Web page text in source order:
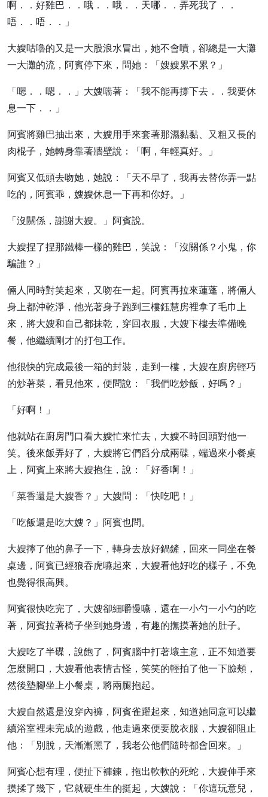
啊．．好雞巴．．哦．．哦．．天哪．．弄死我了．．
唔．．唔．．」
大嫂咕嚕的又是一大股浪水冒出，她不會噴，卻總是一大灘
一大灘的流，阿賓停下來，問她：「嫂嫂累不累？」
「嗯．．嗯．．」大嫂喘著：「我不能再撐下去．．我要休
息一下．．」
阿賓將雞巴抽出來，大嫂用手來套著那濕黏黏、又粗又長的
肉棍子，她轉身靠著牆壁說：「啊，年輕真好。」
阿賓又低頭去吻她，她說：「天不早了，我再去替你弄一點
吃的，阿賓乖，嫂嫂休息一下再和你好。」
「沒關係，謝謝大嫂。」阿賓說。
大嫂捏了捏那鐵棒一樣的雞巴，笑說：「沒關係？小鬼，你
騙誰？」
倆人同時對笑起來，又吻在一起。阿賓再拉來蓮蓬，將倆人
身上都沖乾淨，他光著身子跑到三樓鈺慧房裡拿了毛巾上
來，將大嫂和自己都抹乾，穿回衣服，大嫂下樓去準備晚
餐，他繼續剛才的打包工作。
他很快的完成最後一箱的封裝，走到一樓，大嫂在廚房輕巧
的炒著菜，看見他來，便問說：「我們吃炒飯，好嗎？」
「好啊！」
他就站在廚房門口看大嫂忙來忙去，大嫂不時回頭對他一
笑。後來飯弄好了，大嫂將它們舀分成兩碟，端過來小餐桌
上，阿賓上來將大嫂抱住，說：「好香啊！」
「菜香還是大嫂香？」大嫂問：「快吃吧！」
「吃飯還是吃大嫂？」阿賓也問。
大嫂擰了他的鼻子一下，轉身去放好鍋鏟，回來一同坐在餐
桌邊，阿賓已經狼吞虎嚥起來，大嫂看他好吃的樣子，不免
也覺得很高興。
阿賓很快吃完了，大嫂卻細嚼慢嚥，還在一小勺一小勺的吃
著，阿賓拉著椅子坐到她身邊，有趣的撫摸著她的肚子。
大嫂吃了半碟，說飽了，阿賓腦中打著壞主意，正不知道要
怎麼開口，大嫂看他表情古怪，笑笑的輕拍了他一下臉頰，
然後墊腳坐上小餐桌，將兩腿抱起。
大嫂自然還是沒穿內褲，阿賓雀躍起來，知道她同意可以繼
續浴室裡未完成的遊戲，他走過來便要脫衣服，大嫂卻阻止
他：「別脫，天漸漸黑了，我老公他們隨時都會回來。」
阿賓心想有理，便扯下褲鍊，拖出軟軟的死蛇，大嫂伸手來
摸揉了幾下，它就硬生生的挺起，大嫂說：「你這玩意兒，